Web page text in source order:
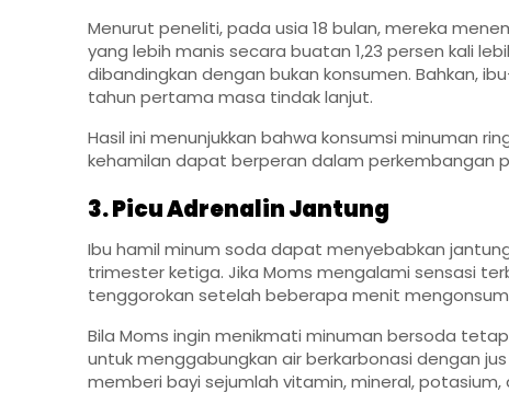
Menurut peneliti, pada usia 18 bulan, mereka
yang lebih manis secara buatan 1,23 persen kali
dibandingkan dengan bukan konsumen. Bahkan,
tahun pertama masa tindak lanjut.
Hasil ini menunjukkan bahwa konsumsi minuman
kehamilan dapat berperan dalam perkembangan
3. Picu Adrenalin Jantung
Ibu hamil minum soda dapat menyebabkan
trimester ketiga. Jika Moms mengalami sensasi
tenggorokan setelah beberapa menit
Bila Moms ingin menikmati minuman bersoda
untuk menggabungkan air berkarbonasi dengan
memberi bayi sejumlah vitamin, mineral, potasium,